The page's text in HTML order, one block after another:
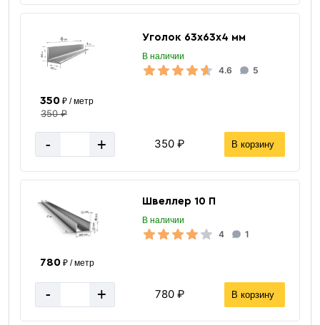
Уголок 63х63х4 мм
В наличии
4.6 5
350₽ / метр
350 ₽
- + 350 ₽ В корзину
Швеллер 10 П
В наличии
4 1
780₽ / метр
- + 780 ₽ В корзину